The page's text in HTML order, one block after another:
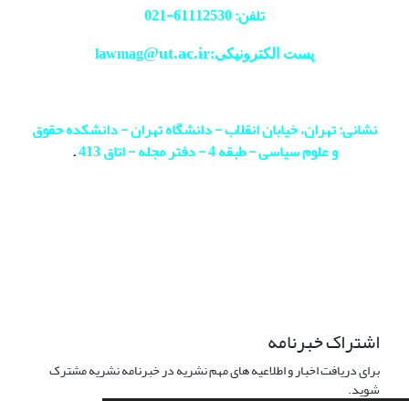
تلفن: 61112530-
021
پست الکترونیکی:lawmag@ut.ac.ir
نشانی: تهران، خیابان انقلاب - دانشگاه تهران - دانشکده حقوق
و علوم سیاسی - طبقه 4 - دفتر مجله - اتاق 413
.
اشتراک خبرنامه
برای دریافت اخبار و اطلاعیه های مهم نشریه در خبرنامه نشریه مشترک
شوید.